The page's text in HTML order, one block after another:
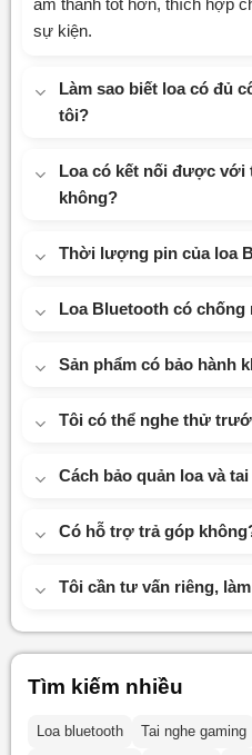
âm thanh tốt hơn, thích hợp
sự kiện.
Làm sao biết loa có đủ
tôi?
Loa có kết nối được với
không?
Thời lượng pin của loa
Loa Bluetooth có
Sản phẩm có bảo hành
Tôi có thể nghe thử
Cách bảo quản loa và
Có hỗ trợ trả góp
Tôi cần tư vấn riêng,
Tìm kiếm nhiều
Loa bluetooth Tai nghe gaming